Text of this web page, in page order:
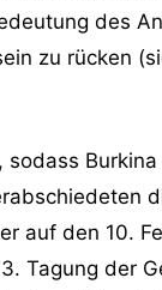
des
zu rücken
auf den 10.
Tagung der